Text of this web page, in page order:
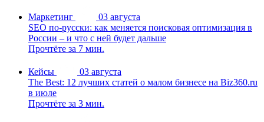
Маркетинг
03 августа
SEO по-русски: как меняется поисковая оптимизация в
России – и что с ней будет дальше
Прочтёте за 7 мин.
Кейсы
03 августа
The Best: 12 лучших статей о малом бизнесе на Biz360.ru
в июле
Прочтёте за 3 мин.